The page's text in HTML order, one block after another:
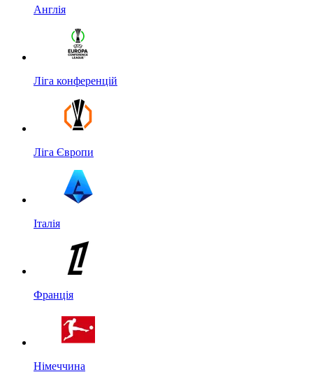
Англія
Ліга конференцій
Ліга Європи
Італія
Франція
Німеччина